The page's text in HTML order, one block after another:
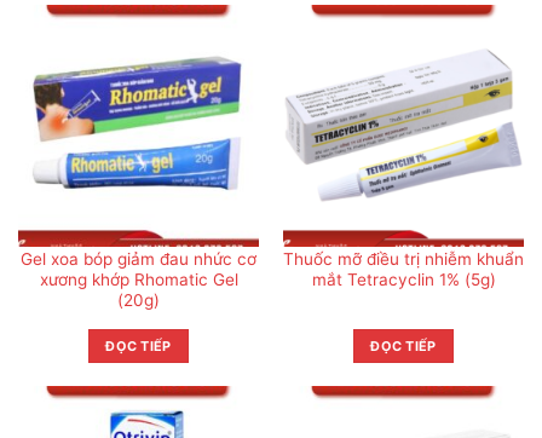
Gel xoa bóp giảm đau nhức cơ
xương khớp Rhomatic Gel
(20g)
ĐỌC TIẾP
Thuốc mỡ điều trị nhiễm khuẩn
mắt Tetracyclin 1% (5g)
ĐỌC TIẾP